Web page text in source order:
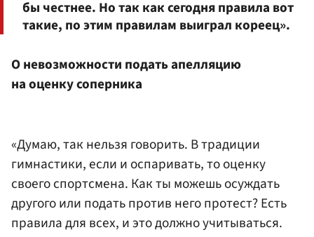
бы честнее. Но так как сегодня правила вот
такие, по этим правилам выиграл кореец».
О невозможности подать апелляцию
на оценку соперника
«Думаю, так нельзя говорить. В традиции
гимнастики, если и оспаривать, то оценку
своего спортсмена. Как ты можешь осуждать
другого или подать против него протест? Есть
правила для всех, и это должно учитываться.